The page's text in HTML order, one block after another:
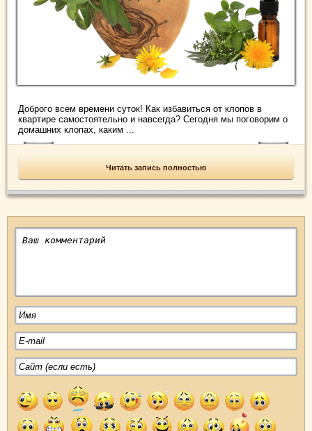
Доброго всем времени суток! Как избавиться от клопов в
квартире самостоятельно и навсегда? Сегодня мы поговорим о
домашних клопах, каким ...
Читать запись полностью